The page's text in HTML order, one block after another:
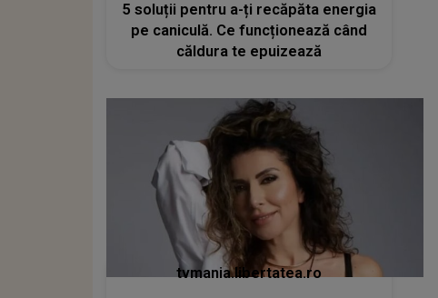
5 soluții pentru a-ți recăpăta energia
pe caniculă. Ce funcționează când
căldura te epuizează
tvmania.libertatea.ro